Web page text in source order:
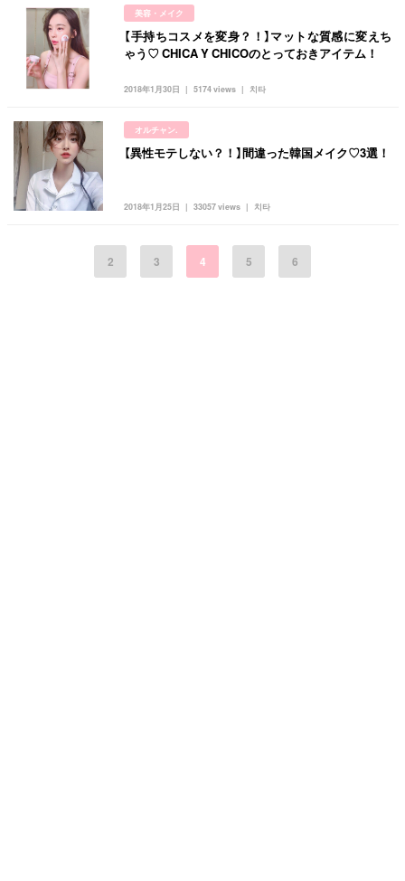
美容・メイク
2018年1月30日 치타
5174 views
【手持ちコスメを変身？！】マットな質感に変えち
ゃう♡ CHICA Y CHICOのとっておきアイテム！
オルチャン.
2018年1月25日 치타
33057 views
【異性モテしない？！】間違った韓国メイク♡3選！
2 3 4 5 6